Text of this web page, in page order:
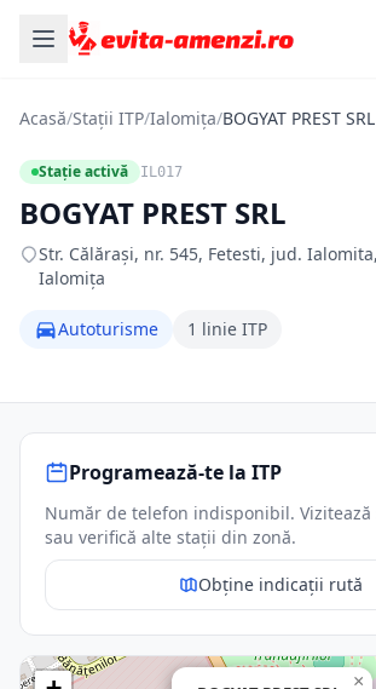
Acasă/Stații ITP/Ialomița/BOGYAT PREST SRL
Stație activă IL017
BOGYAT PREST SRL
Str. Călăraşi, nr. 545, Fetesti, jud.
Ialomița
Autoturisme 1 linie ITP
Programează-te la ITP
Număr de telefon indisponibil.
sau verifică alte stații din zonă.
Obține indicații rută
×